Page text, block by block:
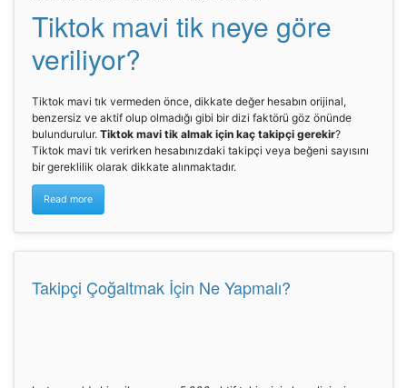
Tiktok mavi tik neye göre
veriliyor?
Tiktok mavi tık vermeden önce, dikkate değer hesabın orijinal,
benzersiz ve aktif olup olmadığı gibi bir dizi faktörü göz önünde
bulundurulur. Tiktok mavi tik almak için kaç takipçi gerekir?
Tiktok mavi tık verirken hesabınızdaki takipçi veya beğeni sayısını
bir gereklilik olarak dikkate alınmaktadır.
Read more
Takipçi Çoğaltmak İçin Ne Yapmalı?